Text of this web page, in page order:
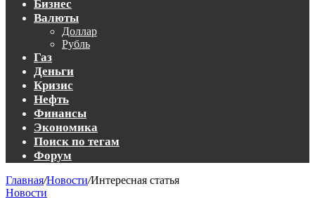
Бизнес
Валюты
Доллар
Рубль
Газ
Деньги
Кризис
Нефть
Финансы
Экономика
Поиск по тегам
Форум
Главная/Новости/Интересная статья
Новости